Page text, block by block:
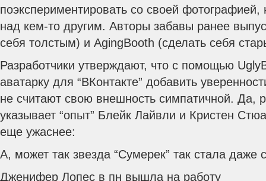
поэкспериментировать со своей
над кем-то другим. Авторы забавы ранее
себя толстым) и AgingBooth (сделать себя
Разработчики утверждают, что с помощью
аватарку для “ВКонтакте” добавить
не считают свою внешность симпатичной. Да,
указывает “опыт” Блейк Лайвли и Кристен
еще ужаснее:
А, может так звезда “Сумерек” так стала даже
Дженифер Лопес в пн вышла на работу